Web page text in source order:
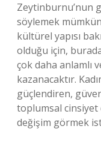
Zeytinburnu’nun
söylemek
kültürel yapısı
olduğu için,
çok daha anlamlı
kazanacaktır.
güçlendiren,
toplumsal
değişim görmek